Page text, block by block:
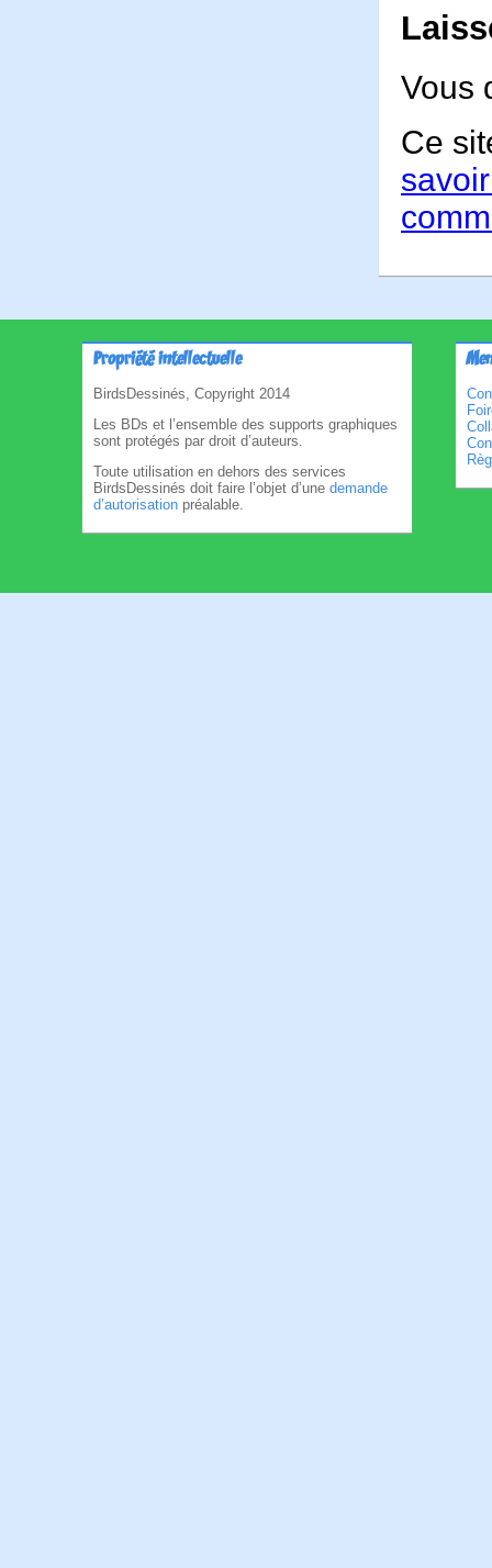
Vous
Ce
Propriété intellectuelle
BirdsDessinés, Copyright 2014
Les BDs et l’ensemble des supports graphiques
sont protégés par droit d’auteurs.
Toute utilisation en dehors des services
BirdsDessinés doit faire l’objet d’une demande
d’autorisation préalable.